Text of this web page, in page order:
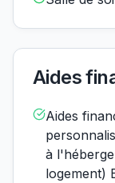
Aides
Aides
à
logement)